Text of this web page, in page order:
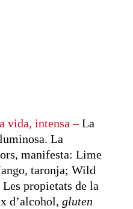
vida, intensa – La
La
manifesta: Lime
taronja; Wild
propietats de la
d’alcohol, gluten